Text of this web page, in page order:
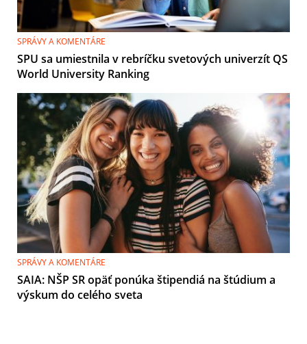
SPRÁVY A KOMENTÁRE
SPU sa umiestnila v rebríčku svetových univerzít QS
World University Ranking
SPRÁVY A KOMENTÁRE
SAIA: NŠP SR opäť ponúka štipendiá na štúdium a
výskum do celého sveta